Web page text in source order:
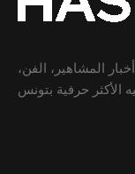
المشاهير، الفن،
الأكثر حرفية بتونس